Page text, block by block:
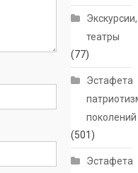
Экскурсии,
театры
(77)
Эстафета
поколений
(501)
Эстафета